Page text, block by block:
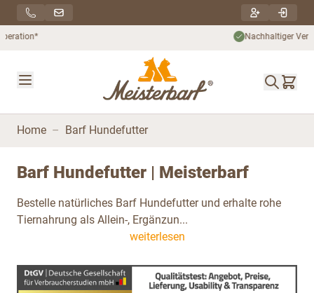
Direkt zum Inhalt
Home – Barf Hundefutter
Barf Hundefutter | Meisterbarf
Bestelle natürliches Barf Hundefutter und erhalte rohe
Tiernahrung als Allein-, Ergänzun...
weiterlesen